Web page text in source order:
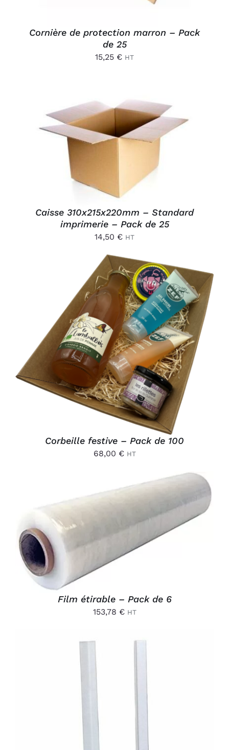
Cornière de protection marron – Pack
de 25
15,25 € HT
AJOUTER AU PANIER
/
Caisse 310x215x220mm – Standard
imprimerie – Pack de 25
14,50 € HT
AJOUTER AU PANIER
/
DÉTAILS
Corbeille festive – Pack de 100
68,00 € HT
AJOUTER AU PANIER
DÉTAILS
Film étirable – Pack de 6
153,78 € HT
AJOUTER AU PANIER